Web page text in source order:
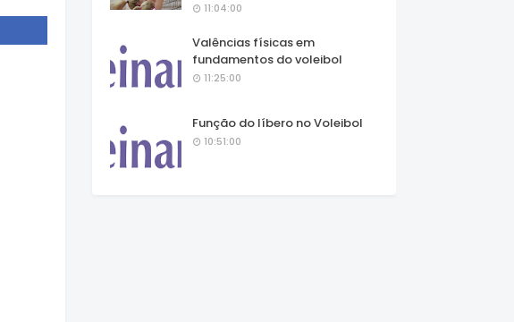
11:04:00
Valências físicas em
fundamentos do voleibol
11:25:00
Função do líbero no Voleibol
10:51:00